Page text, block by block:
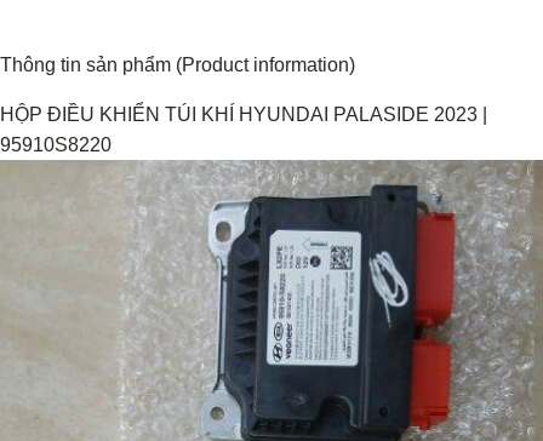
Thông tin sản phẩm (Product information)
HỘP ĐIỀU KHIỂN TÚI KHÍ HYUNDAI PALASIDE 2023 |
95910S8220